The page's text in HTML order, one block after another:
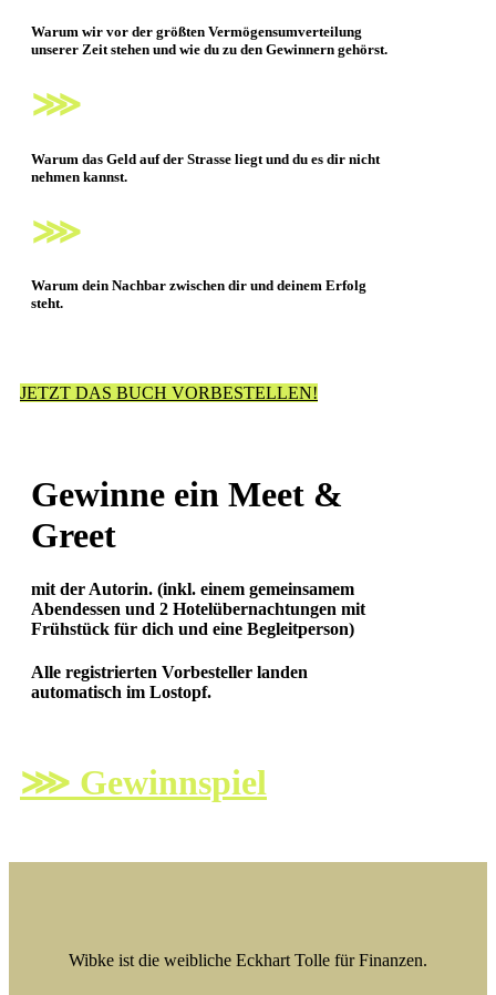
Warum wir vor der größten Vermögensumverteilung
unserer Zeit stehen und wie du zu den Gewinnern gehörst.
⋙
Warum das Geld auf der Strasse liegt und du es dir nicht
nehmen kannst.
⋙
Warum dein Nachbar zwischen dir und deinem Erfolg
steht.
JETZT DAS BUCH VORBESTELLEN!
Gewinne ein Meet &
Greet
mit der Autorin. (inkl. einem gemeinsamem
Abendessen und 2 Hotelübernachtungen mit
Frühstück für dich und eine Begleitperson)
Alle registrierten Vorbesteller landen
automatisch im Lostopf.
⋙ Gewinnspiel
Wibke ist die weibliche Eckhart Tolle für Finanzen.